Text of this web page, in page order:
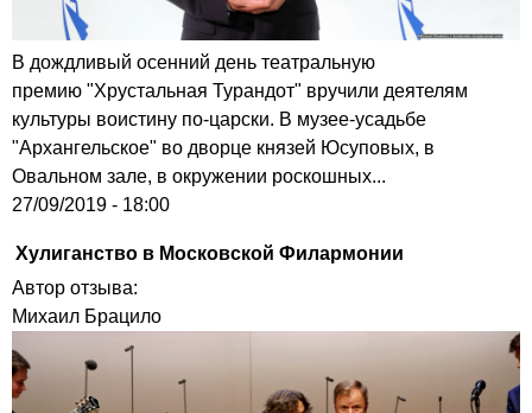
В дождливый осенний день театральную
премию "Хрустальная Турандот" вручили деятелям
культуры воистину по-царски. В музее-усадьбе
"Архангельское" во дворце князей Юсуповых, в
Овальном зале, в окружении роскошных...
27/09/2019 - 18:00
Хулиганство в Московской Филармонии
Автор отзыва:
Михаил Брацило